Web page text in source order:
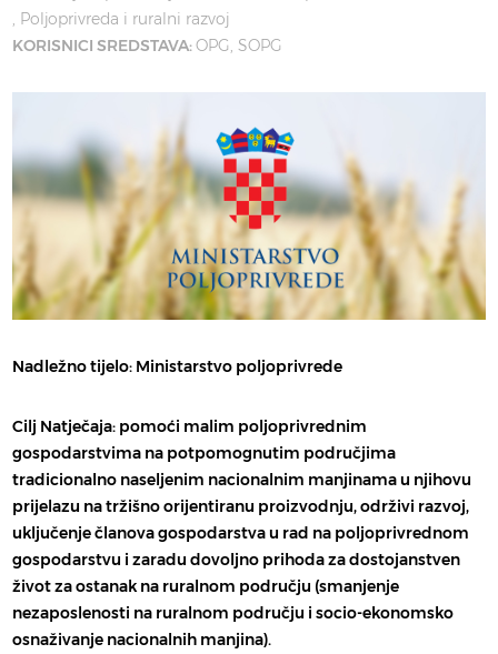
Poljoprivreda i ruralni razvoj
KORISNICI SREDSTAVA:OPG SOPG
Nadležno tijelo: Ministarstvo poljoprivrede
Cilj Natječaja:pomoći malim poljoprivrednim
gospodarstvima na potpomognutim područjima
tradicionalno naseljenim nacionalnim manjinama u njihovu
prijelazu na tržišno orijentiranu proizvodnju, održivi razvoj,
uključenje članova gospodarstva u rad na poljoprivrednom
gospodarstvu i zaradu dovoljno prihoda za dostojanstven
život za ostanak na ruralnom području (smanjenje
nezaposlenosti na ruralnom području i socio-ekonomsko
osnaživanje nacionalnih manjina).